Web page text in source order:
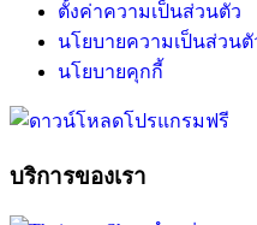
ตั้งค่าความเป็นส่วนตัว
นโยบายความเป็นส่วนตั
นโยบายคุกกี้
บริการของเรา